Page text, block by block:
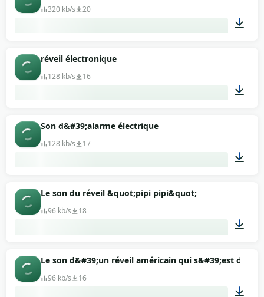
320 kb/s 20
réveil électronique
128 kb/s 16
Son d&#39;alarme électrique
128 kb/s 17
Le son du réveil &quot;pipi pipi&quot;
96 kb/s 18
00:06
Le son d&#39;un réveil américain qui s&#39;est
96 kb/s 16